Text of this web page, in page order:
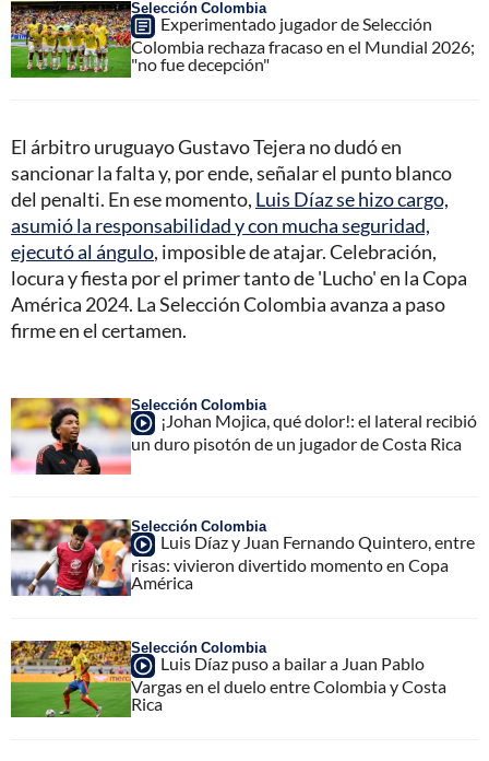
Selección Colombia
Experimentado jugador de Selección
Colombia rechaza fracaso en el Mundial 2026;
"no fue decepción"
El árbitro uruguayo Gustavo Tejera no dudó en
sancionar la falta y, por ende, señalar el punto blanco
del penalti. En ese momento, Luis Díaz se hizo cargo,
asumió la responsabilidad y con mucha seguridad,
ejecutó al ángulo, imposible de atajar. Celebración,
locura y fiesta por el primer tanto de 'Lucho' en la Copa
América 2024. La Selección Colombia avanza a paso
firme en el certamen.
Selección Colombia
¡Johan Mojica, qué dolor!: el lateral recibió
un duro pisotón de un jugador de Costa Rica
Selección Colombia
Luis Díaz y Juan Fernando Quintero, entre
risas: vivieron divertido momento en Copa
América
Selección Colombia
Luis Díaz puso a bailar a Juan Pablo
Vargas en el duelo entre Colombia y Costa
Rica